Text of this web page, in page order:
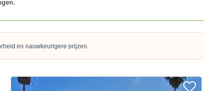
en nauwkeurigere prijzen.